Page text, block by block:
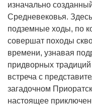
изначально
Средневековья.
подземные ходы, по
совершат походы
времени, узнавая
придворных
встреча с
загадочном
настоящее